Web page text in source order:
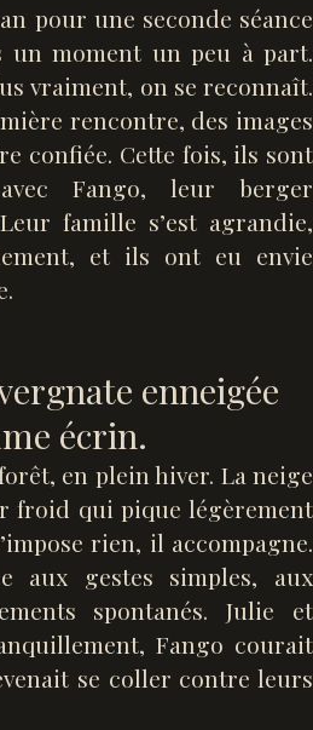
pour une seconde séance
un moment un peu à part.
vraiment, on se reconnaît.
rencontre, des images
confiée. Cette fois, ils sont
Fango, leur berger
famille s’est agrandie,
et ils ont eu envie
enneigée
écrin.
en plein hiver. La neige
froid qui pique légèrement
rien, il accompagne.
aux gestes simples, aux
spontanés. Julie et
Fango courait
se coller contre leurs